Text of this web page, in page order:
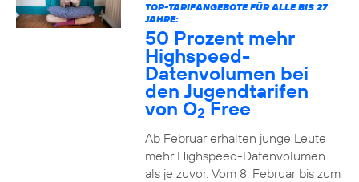
TOP-TARIFANGEBOTE FÜR ALLE BIS 27
JAHRE:
50 Prozent mehr
Highspeed-
Datenvolumen bei
den Jugendtarifen
von O2Free
Ab Februar erhalten junge Leute
mehr Highspeed-Datenvolumen
als je zuvor. Vom 8. Februar bis zum